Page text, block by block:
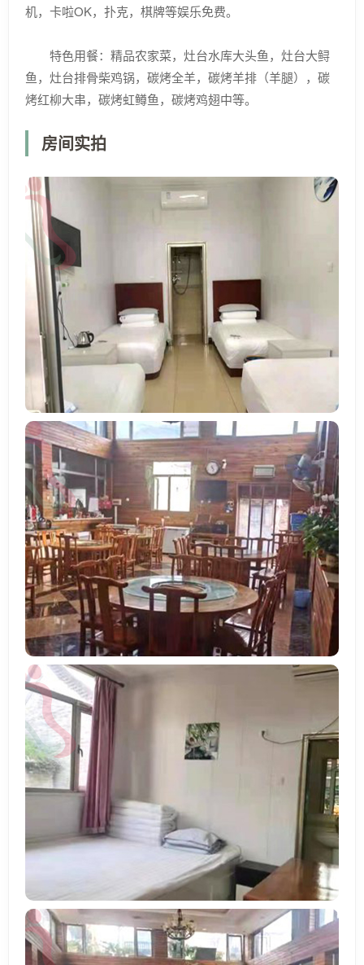
机，卡啦OK，扑克，棋牌等娱乐免费。
特色用餐：精品农家菜，灶台水库大头鱼，灶台大鲟
鱼，灶台排骨柴鸡锅，碳烤全羊，碳烤羊排（羊腿），碳
烤红柳大串，碳烤虹鳟鱼，碳烤鸡翅中等。
房间实拍